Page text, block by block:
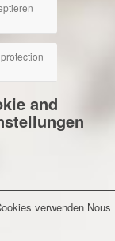
and
verwenden Nous